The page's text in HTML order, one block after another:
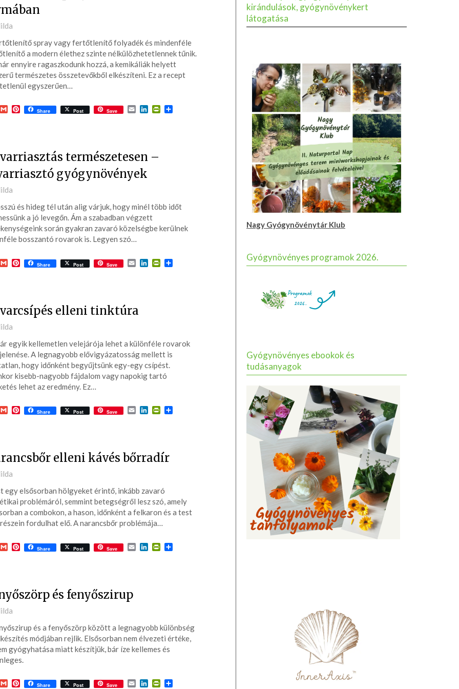
spray vagy fertőtlenítő folyadék és mindenféle
a modern élethez szinte nélkülözhetetlennek tűnik.
ennyire ragaszkodunk hozzá, a kemikáliák helyett
természetes összetevőkből elkészíteni. Ez a recept
egyszerűen…
GmailPinterest
Share Post Save EmailLinkedInPrintFriendly
Ossza
természetesen –
gyógynövények
és hideg tél után alig várjuk, hogy minél több időt
a jó levegőn. Ám a szabadban végzett
során gyakran zavaró közelségbe kerülnek
bosszantó rovarok is. Legyen szó…
GmailPinterest
Share Post Save EmailLinkedInPrintFriendly
Ossza
elleni tinktúra
egyik kellemetlen velejárója lehet a különféle rovarok
A legnagyobb elővigyázatosság mellett is
hogy időnként begyűjtsünk egy-egy csípést.
kisebb-nagyobb fájdalom vagy napokig tartó
lehet az eredmény. Ez…
GmailPinterest
Share Post Save EmailLinkedInPrintFriendly
Ossza
elleni kávés bőrradír
egy elsősorban hölgyeket érintő, inkább zavaró
problémáról, semmint betegségről lesz szó, amely
a combokon, a hason, időnként a felkaron és a test
fordulhat elő. A narancsbőr problémája…
GmailPinterest
Share Post Save EmailLinkedInPrintFriendly
Ossza
és fenyőszirup
és a fenyőszörp között a legnagyobb különbség
módjában rejlik. Elsősorban nem élvezeti értéke,
gyógyhatása miatt készítjük, bár íze kellemes és
GmailPinterest
Share Post Save EmailLinkedInPrintFriendly
Ossza
kirándulások, gyógynövénykert
látogatása
Nagy Gyógynövénytár Klub
Gyógynövényes programok 2026.
Gyógynövényes ebookok és
tudásanyagok